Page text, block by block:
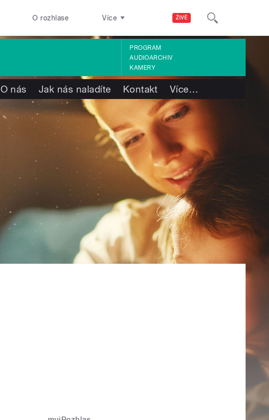
ŽIVĚ
O rozhlase Více
PROGRAM
AUDIOARCHIV
KAMERY
O nás Jak nás naladíte Kontakt Více…